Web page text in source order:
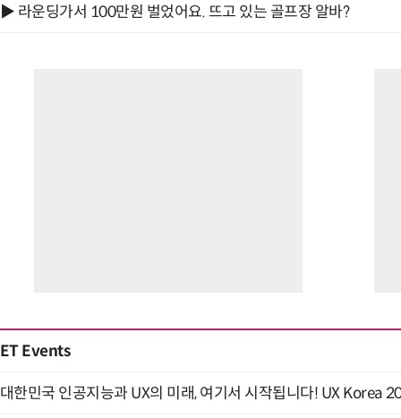
▶ 라운딩가서 100만원 벌었어요. 뜨고 있는 골프장 알바?
ET Events
대한민국 인공지능과 UX의 미래, 여기서 시작됩니다! UX Korea